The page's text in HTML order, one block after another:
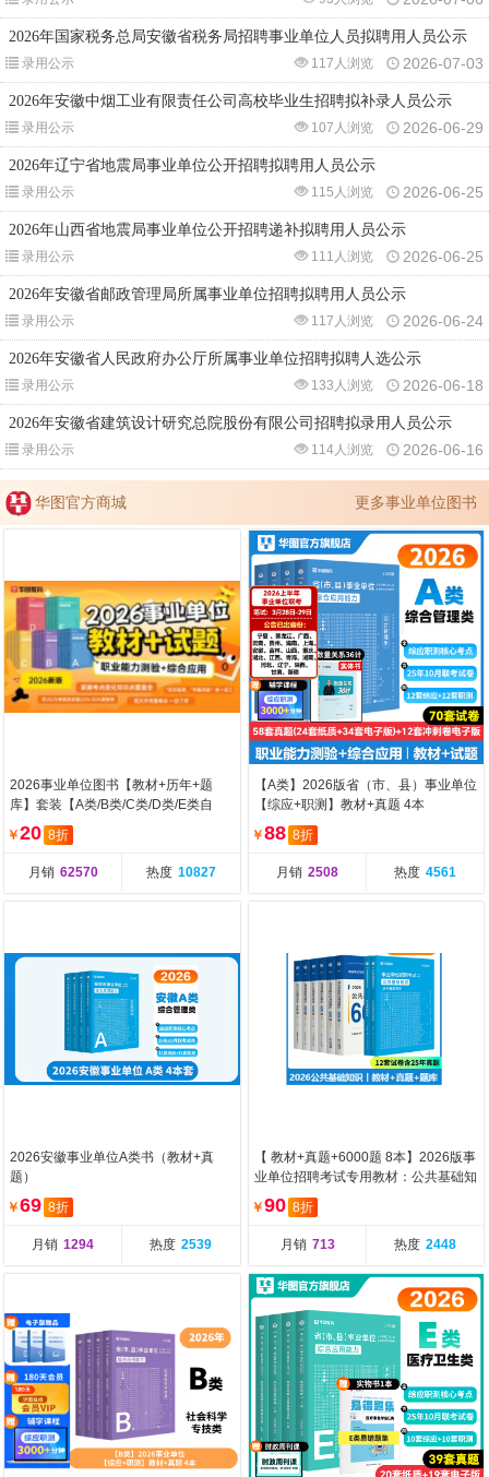
2026年国家税务总局安徽省税务局招聘事业单位人员拟聘用人员公示
录用公示 2026-07-03
117人浏览
2026年安徽中烟工业有限责任公司高校毕业生招聘拟补录人员公示
录用公示 2026-06-29
107人浏览
2026年辽宁省地震局事业单位公开招聘拟聘用人员公示
录用公示 2026-06-25
115人浏览
2026年山西省地震局事业单位公开招聘递补拟聘用人员公示
录用公示 2026-06-25
111人浏览
2026年安徽省邮政管理局所属事业单位招聘拟聘用人员公示
录用公示 2026-06-24
117人浏览
2026年安徽省人民政府办公厅所属事业单位招聘拟聘人选公示
录用公示 2026-06-18
133人浏览
2026年安徽省建筑设计研究总院股份有限公司招聘拟录用人员公示
录用公示 2026-06-16
114人浏览
华图官方商城 更多事业单位图书
2026事业单位图书【教材+历年+题
库】套装【A类/B类/C类/D类/E类自
选】
￥20 8折
月销 62570 热度 10827
【A类】2026版省（市、县）事业单位
【综应+职测】教材+真题 4本
￥88 8折
月销 2508 热度 4561
2026安徽事业单位A类书（教材+真
题）
￥69 8折
月销 1294 热度 2539
【 教材+真题+6000题 8本】2026版事
业单位招聘考试专用教材：公共基础知
识
￥90 8折
月销 713 热度 2448